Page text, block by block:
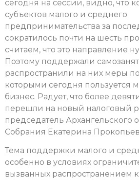
сегодня на сессии, видно, что
субъектов малого и среднего
предпринимательства за
сократилось почти на шесть
считаем, что это направление
Поэтому поддержали
распространили на них меры
которыми сегодня пользуется
бизнес. Радует, что более
перешли на новый налоговый
председатель Архангельского
Собрания Екатерина
Тема поддержки малого и
особенно в условиях
вызванных распространением